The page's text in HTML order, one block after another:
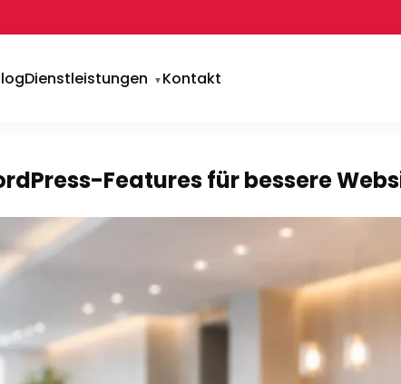
Dienstleistungen Kontakt
Features für bessere